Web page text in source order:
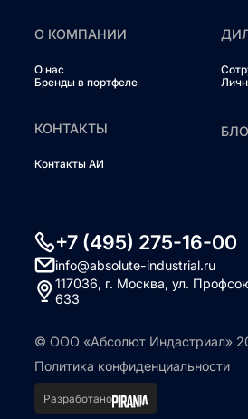
О КОМПАНИИ
О нас
Бренды в портфеле
КОНТАКТЫ
Контакты АИ
+7 (495) 275-16-00
info@absolute-industrial.ru
117036, г. Москва, ул.
633
© ООО «Абсолют Индастриал»
Политика конфиденциальности
Разработано